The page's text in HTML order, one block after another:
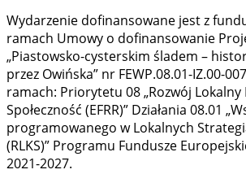
Wydarzenie dofinansowane jest z
ramach Umowy o dofinansowanie
„Piastowsko-cysterskim śladem –
przez Owińska” nr FEWP.08.01-IZ.00-
ramach: Priorytetu 08 „Rozwój
Społeczność (EFRR)” Działania 08.01
programowanego w Lokalnych
(RLKS)” Programu Fundusze
2021-2027.